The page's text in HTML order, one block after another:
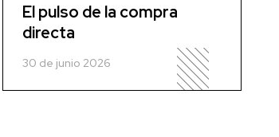
El pulso de la compra
directa
30 de junio 2026